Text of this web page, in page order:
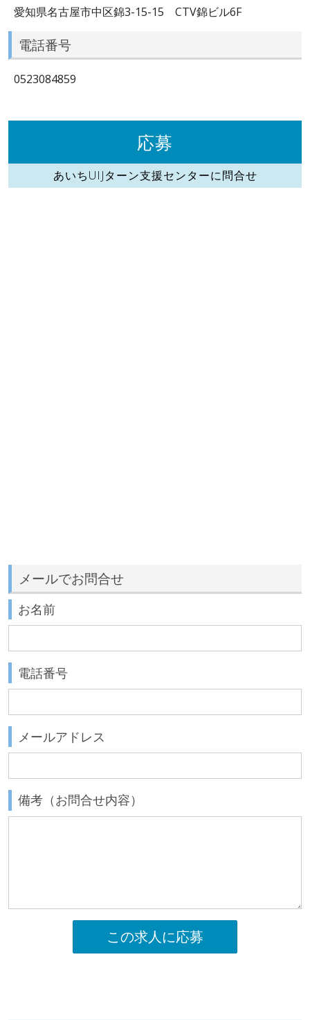
愛知県名古屋市中区錦3-15-15 CTV錦ビル6F
電話番号
0523084859
応募
あいちUIJターン支援センターに問合せ
メールでお問合せ
お名前
電話番号
メールアドレス
備考（お問合せ内容）
この求人に応募